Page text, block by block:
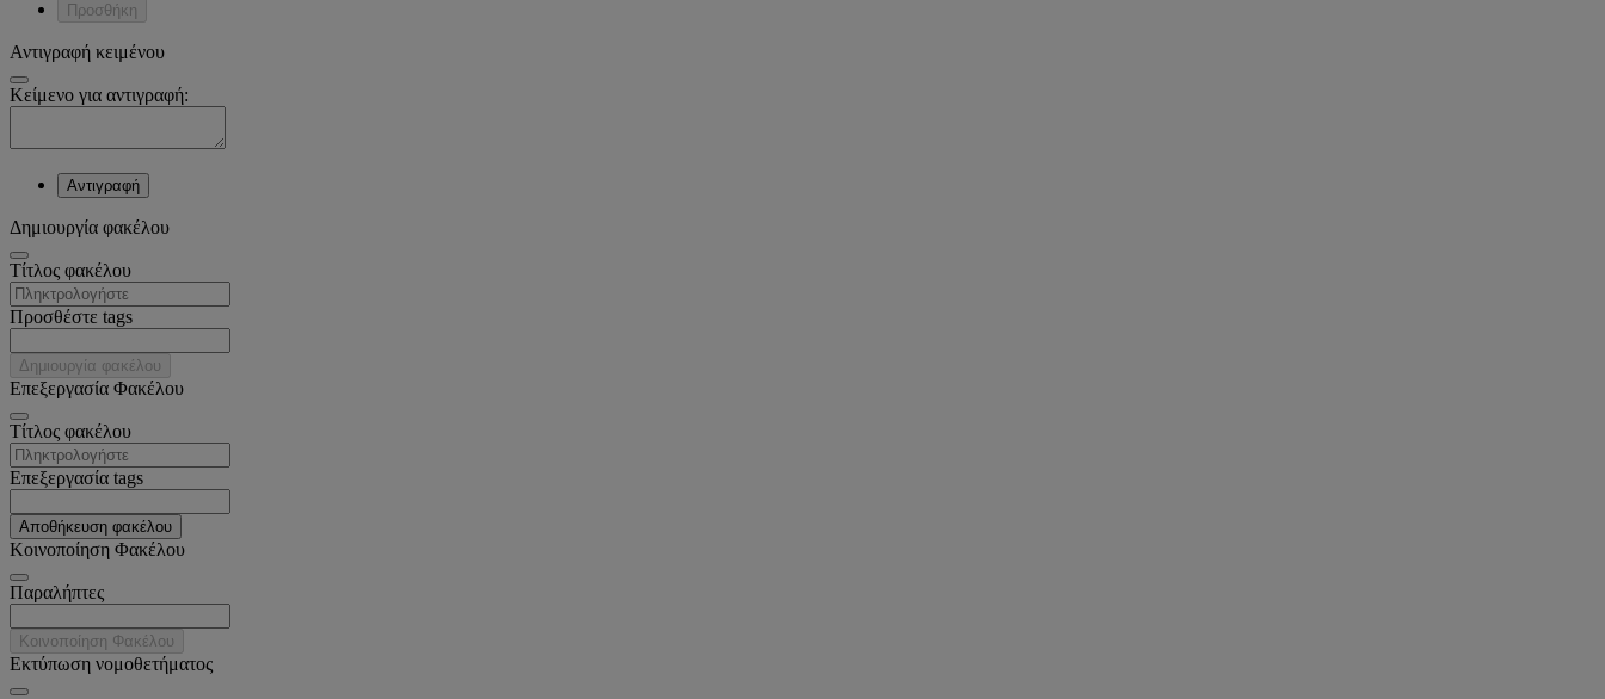
Προσθήκη
Αντιγραφή κειμένου
Κείμενο για αντιγραφή:
Αντιγραφή
Δημιουργία φακέλου
Tίτλος φακέλου
Προσθέστε tags
Δημιουργία φακέλου
Επεξεργασία Φακέλου
Tίτλος φακέλου
Επεξεργασία tags
Αποθήκευση φακέλου
Κοινοποίηση Φακέλου
Παραλήπτες
Κοινοποίηση Φακέλου
Εκτύπωση νομοθετήματος